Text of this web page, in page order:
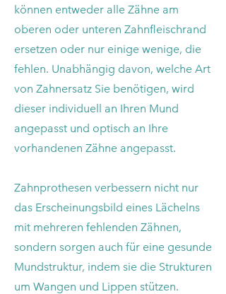
können entweder alle Zähne am
oberen oder unteren Zahnfleischrand
ersetzen oder nur einige wenige, die
fehlen. Unabhängig davon, welche Art
von Zahnersatz Sie benötigen, wird
dieser individuell an Ihren Mund
angepasst und optisch an Ihre
vorhandenen Zähne angepasst.
Zahnprothesen verbessern nicht nur
das Erscheinungsbild eines Lächelns
mit mehreren fehlenden Zähnen,
sondern sorgen auch für eine gesunde
Mundstruktur, indem sie die Strukturen
um Wangen und Lippen stützen.